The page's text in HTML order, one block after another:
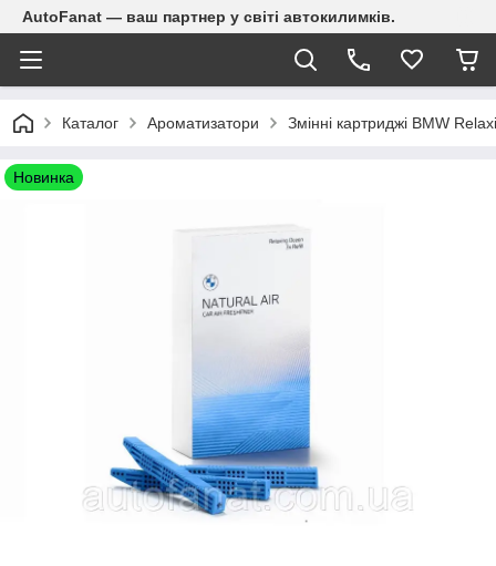
AutoFanat — ваш партнер у світі автокилимків.
Каталог Ароматизатори Змінні картриджі BMW
Новинка